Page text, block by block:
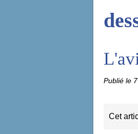
Publié le
Cet